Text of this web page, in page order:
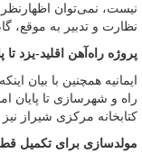
نیست، نمی‌توان
نظارت و تدبیر به موقع،
پروژه راه‌آهن اقلید-یزد
ایمانیه همچنین با بیان
راه و شهرسازی تا پایان
کتابخانه مرکزی شیراز
مولدسازی برای تکمیل